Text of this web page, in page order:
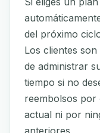
del próximo
Los clientes
de administrar
tiempo si no
reembolsos
actual ni por